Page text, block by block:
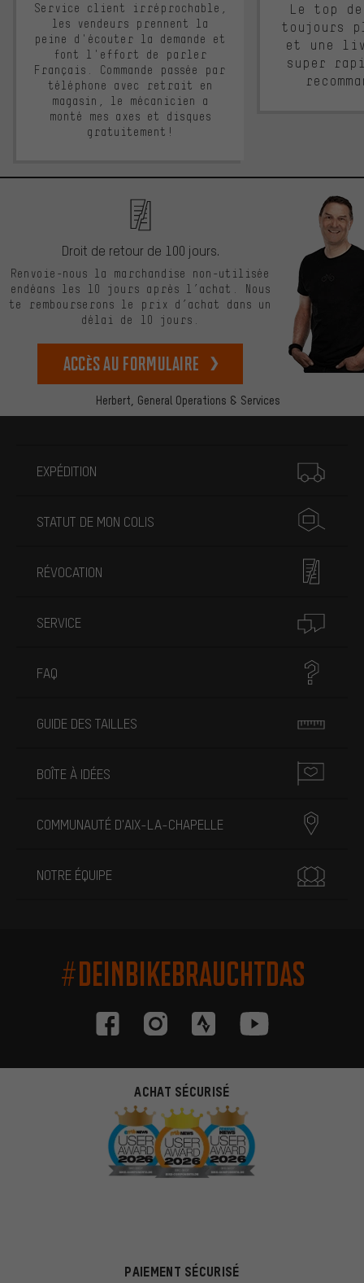
Service client irréprochable,
les vendeurs prennent la
peine d'écouter la demande et
font l'effort de parler
Français. Commande passée par
téléphone avec retrait en
magasin, le mécanicien a
monté mes axes et disques
gratuitement!
Le top
toujours
et une
super
Herbert, General Operations & Services
Droit de retour de 100 jours.
Renvoie-nous la marchandise non-utilisée
endéans les 10 jours après l’achat. Nous
te rembourserons le prix d’achat dans un
délai de 10 jours.
Accès au formulaire
EXPÉDITION
STATUT DE MON COLIS
RÉVOCATION
SERVICE
FAQ
GUIDE DES TAILLES
BOÎTE À IDÉES
COMMUNAUTÉ D'AIX-LA-CHAPELLE
NOTRE ÉQUIPE
#DEINBIKEBRAUCHTDAS
ACHAT SÉCURISÉ
PAIEMENT SÉCURISÉ